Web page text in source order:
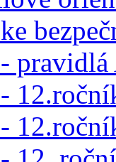
pravidlá